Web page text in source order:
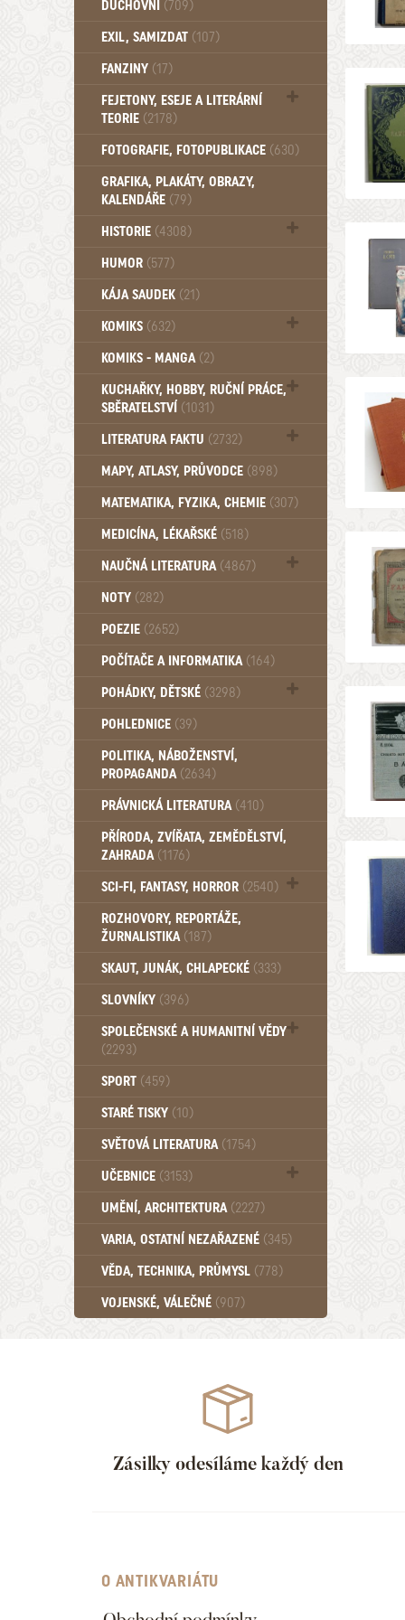
DUCHOVNÍ (709)
Okultismus (110)
EXIL, SAMIZDAT (107)
FANZINY (17)
FEJETONY, ESEJE A LITERÁRNÍ
TEORIE (2178)
Citáty, aforismy, snáře, přísloví,
FOTOGRAFIE, FOTOPUBLIKACE (630)
GRAFIKA, PLAKÁTY, OBRAZY,
KALENDÁŘE (79)
HISTORIE (4308)
Mytologie, Mýty, Báje, Pověsti (203)
HUMOR (577)
KÁJA SAUDEK (21)
KOMIKS (632)
Komiks - Čtyřlístek (234)
KOMIKS - MANGA (2)
KUCHAŘKY, HOBBY, RUČNÍ PRÁCE,
SBĚRATELSTVÍ (1031)
Dům a byt (102)
LITERATURA FAKTU (2732)
Katalogy (503)
MAPY, ATLASY, PRŮVODCE (898)
MATEMATIKA, FYZIKA, CHEMIE (307)
MEDICÍNA, LÉKAŘSKÉ (518)
NAUČNÁ LITERATURA (4867)
Zdraví a zdraví životní styl (510)
NOTY (282)
POEZIE (2652)
POČÍTAČE A INFORMATIKA (164)
POHÁDKY, DĚTSKÉ (3298)
Pro děti a mládež (2894)
Pohádky, Dětské - Od roku 1949 (257)
POHLEDNICE (39)
POLITIKA, NÁBOŽENSTVÍ,
PROPAGANDA (2634)
PRÁVNICKÁ LITERATURA (410)
PŘÍRODA, ZVÍŘATA, ZEMĚDĚLSTVÍ,
ZAHRADA (1176)
SCI-FI, FANTASY, HORROR (2540)
UFO (14)
ROZHOVORY, REPORTÁŽE,
ŽURNALISTIKA (187)
SKAUT, JUNÁK, CHLAPECKÉ (333)
SLOVNÍKY (396)
SPOLEČENSKÉ A HUMANITNÍ VĚDY
(2293)
Pedagogika (191)
Psychologie a osobní rozvoj (761)
SPORT (459)
STARÉ TISKY (10)
SVĚTOVÁ LITERATURA (1754)
UČEBNICE (3153)
Učebnice - Jazykové (1297)
Učebnice - VŠ (259)
Učebnice - ZŠ (556)
Učebnice - Ostatní (499)
UMĚNÍ, ARCHITEKTURA (2227)
VARIA, OSTATNÍ NEZAŘAZENÉ (345)
VĚDA, TECHNIKA, PRŮMYSL (778)
VOJENSKÉ, VÁLEČNÉ (907)
Zásilky odesíláme každý den
O ANTIKVARIÁTU